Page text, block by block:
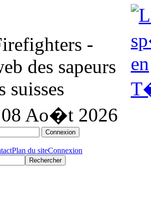
08 Ao�t 2026
Plan du siteConnexion